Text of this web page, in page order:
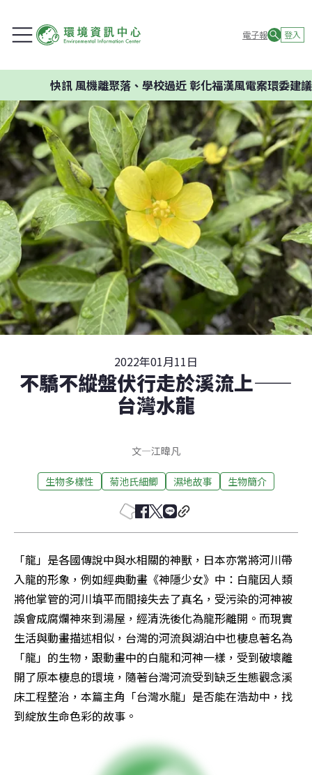
電子報 登入
風機離聚落、學校過近 彰化福漢風電案環委建議不應開發
2022年01月11日
不驕不縱盤伏行走於溪流上——
台灣水龍
文—江暐凡
生物多樣性 菊池氏細鯽 濕地故事 生物簡介
「龍」是各國傳說中與水相關的神獸，日本亦常將河川帶
入龍的形象，例如經典動畫《神隱少女》中：白龍因人類
將他掌管的河川填平而間接失去了真名，受污染的河神被
誤會成腐爛神來到湯屋，經清洗後化為龍形離開。而現實
生活與動畫描述相似，台灣的河流與湖泊中也棲息著名為
「龍」的生物，跟動畫中的白龍和河神一樣，受到破壞離
開了原本棲息的環境，隨著台灣河流受到缺乏生態觀念溪
床工程整治，本篇主角「台灣水龍」是否能在浩劫中，找
到綻放生命色彩的故事。